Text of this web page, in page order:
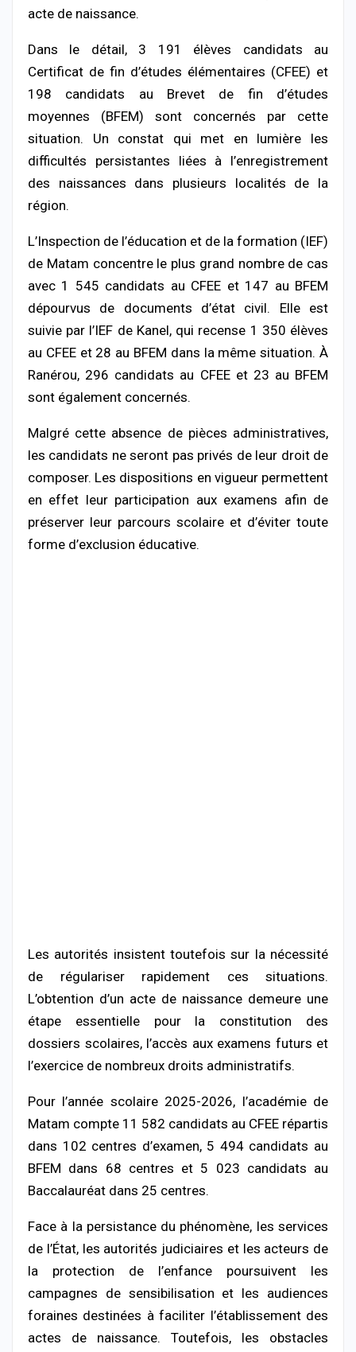
acte de naissance.
Dans le détail, 3 191 élèves candidats au
Certificat de fin d’études élémentaires (CFEE) et
198 candidats au Brevet de fin d’études
moyennes (BFEM) sont concernés par cette
situation. Un constat qui met en lumière les
difficultés persistantes liées à l’enregistrement
des naissances dans plusieurs localités de la
région.
L’Inspection de l’éducation et de la formation (IEF)
de Matam concentre le plus grand nombre de cas
avec 1 545 candidats au CFEE et 147 au BFEM
dépourvus de documents d’état civil. Elle est
suivie par l’IEF de Kanel, qui recense 1 350 élèves
au CFEE et 28 au BFEM dans la même situation. À
Ranérou, 296 candidats au CFEE et 23 au BFEM
sont également concernés.
Malgré cette absence de pièces administratives,
les candidats ne seront pas privés de leur droit de
composer. Les dispositions en vigueur permettent
en effet leur participation aux examens afin de
préserver leur parcours scolaire et d’éviter toute
forme d’exclusion éducative.
Les autorités insistent toutefois sur la nécessité
de régulariser rapidement ces situations.
L’obtention d’un acte de naissance demeure une
étape essentielle pour la constitution des
dossiers scolaires, l’accès aux examens futurs et
l’exercice de nombreux droits administratifs.
Pour l’année scolaire 2025-2026, l’académie de
Matam compte 11 582 candidats au CFEE répartis
dans 102 centres d’examen, 5 494 candidats au
BFEM dans 68 centres et 5 023 candidats au
Baccalauréat dans 25 centres.
Face à la persistance du phénomène, les services
de l’État, les autorités judiciaires et les acteurs de
la protection de l’enfance poursuivent les
campagnes de sensibilisation et les audiences
foraines destinées à faciliter l’établissement des
actes de naissance. Toutefois, les obstacles